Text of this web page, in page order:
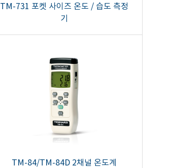
TM-731 포켓 사이즈 온도 / 습도 측정
기
TM-84/TM-84D 2채널 온도계